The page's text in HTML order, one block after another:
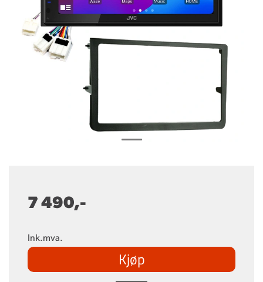
7 490,-
Ink.mva.
Kjøp